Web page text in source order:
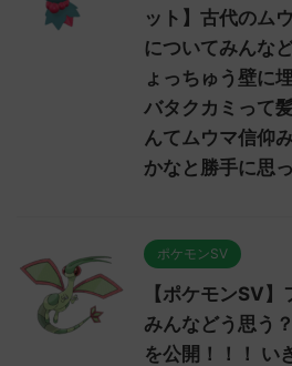
ット】古代のム
についてみんな
ょっちゅう壁に
バタクカミって
んてムウマ信仰
かなと勝手に思
ポケモンSV
【ポケモンSV
みんなどう思う
を公開！！！ い